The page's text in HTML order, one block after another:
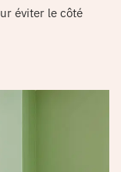
éviter le côté